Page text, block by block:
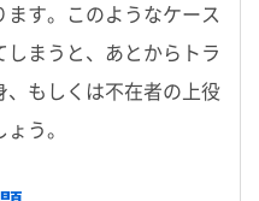
す。このようなケース
まうと、あとからトラ
、もしくは不在者の上役
う。